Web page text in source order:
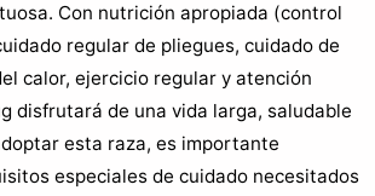
Con nutrición apropiada (control
regular de pliegues, cuidado de
calor, ejercicio regular y atención
disfrutará de una vida larga, saludable
esta raza, es importante
especiales de cuidado necesitados